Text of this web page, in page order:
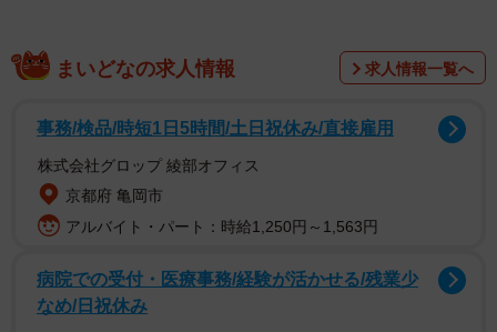
いる、または過去にいた全国の20～59歳の男女377人（男
性200人、女性177人）を対象として、2024年5月～6月、9
月の期間にインターネットで実施されました。
まいどなの求人情報 求人情報一覧へ
事務/検品/時短1日5時間/土日祝休み/直接雇用
株式会社グロップ 綾部オフィス
京都府 亀岡市
アルバイト・パート：時給1,250円～1,563円
病院での受付・医療事務/経験が活かせる/残業少
なめ/日祝休み